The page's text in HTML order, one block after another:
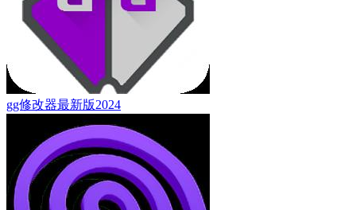
gg修改器最新版2024